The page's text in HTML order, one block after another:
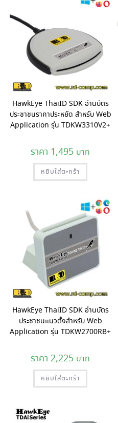
HawkEye ThaiID SDK อ่านบัตร
ประชาชนราคาประหยัด สำหรับ Web
Application รุ่น TDKW3310V2+
1,495
หยิบใส่ตะกร้า
HawkEye ThaiID SDK อ่านบัตร
ประชาชนแนวตั้งสำหรับ Web
Application รุ่น TDKW2700RB+
2,225
หยิบใส่ตะกร้า